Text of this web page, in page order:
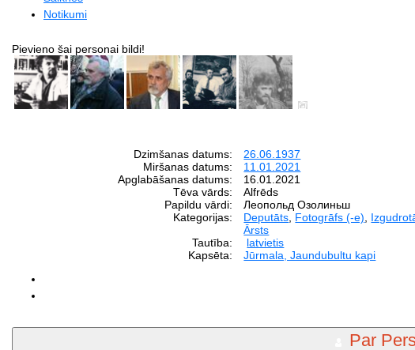
Notikumi
Pievieno šai personai bildi!
Dzimšanas datums:
26.06.1937
Miršanas datums:
11.01.2021
Apglabāšanas datums:
16.01.2021
Tēva vārds:
Alfrēds
Papildu vārdi:
Леопольд Озолиньш
Kategorijas:
Deputāts Fotogrāfs (-e)
Ārsts
Tautība:
latvietis
Kapsēta:
Jūrmala, Jaundubultu kapi
Par